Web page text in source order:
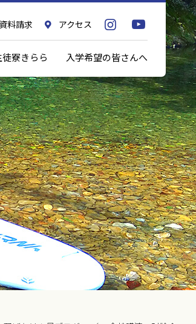
料請求 アクセス
徒寮きらら 入学希望の皆さんへ